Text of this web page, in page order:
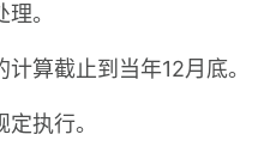
。
计算截止到当年12月底。
执行。